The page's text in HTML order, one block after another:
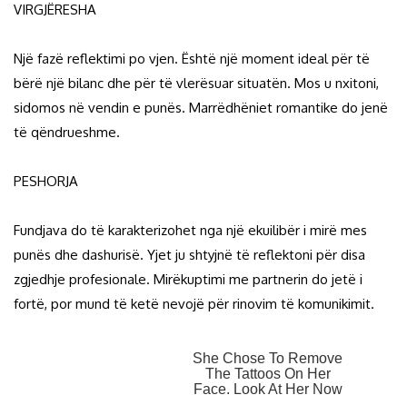
VIRGJËRESHA
Një fazë reflektimi po vjen. Është një moment ideal për të
bërë një bilanc dhe për të vlerësuar situatën. Mos u nxitoni,
sidomos në vendin e punës. Marrëdhëniet romantike do jenë
të qëndrueshme.
PESHORJA
Fundjava do të karakterizohet nga një ekuilibër i mirë mes
punës dhe dashurisë. Yjet ju shtyjnë të reflektoni për disa
zgjedhje profesionale. Mirëkuptimi me partnerin do jetë i
fortë, por mund të ketë nevojë për rinovim të komunikimit.